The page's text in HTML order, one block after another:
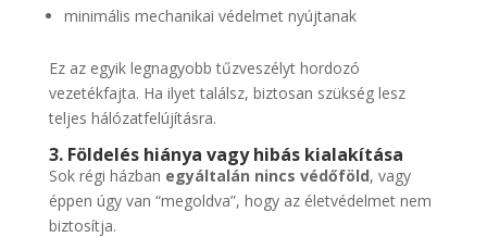
minimális mechanikai védelmet nyújtanak
Ez az egyik legnagyobb tűzveszélyt hordozó
vezetékfajta. Ha ilyet találsz, biztosan szükség lesz
teljes hálózatfelújításra.
3. Földelés hiánya vagy hibás kialakítása
Sok régi házban egyáltalán nincs védőföld, vagy
éppen úgy van “megoldva”, hogy az életvédelmet nem
biztosítja.